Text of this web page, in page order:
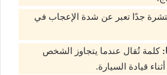
جدًا تعبر عن شدة الإعجاب في
كلمة تُقال عندما يتجاوز الشخص
قيادة السيارة.